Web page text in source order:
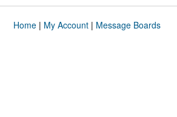
Home| My Account| Message Boards